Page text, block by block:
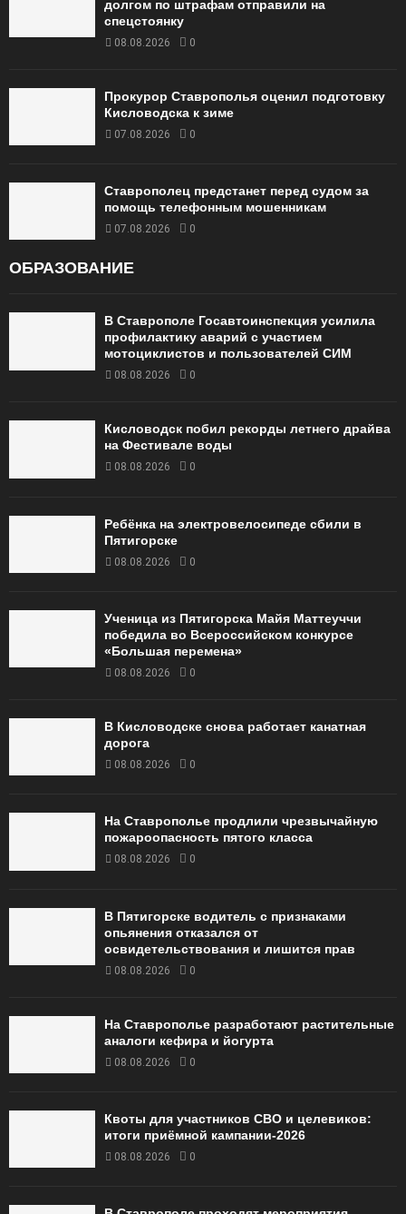
долгом по штрафам отправили на
спецстоянку
08.08.2026 0
Прокурор Ставрополья оценил подготовку
Кисловодска к зиме
07.08.2026 0
Ставрополец предстанет перед судом за
помощь телефонным мошенникам
07.08.2026 0
ОБРАЗОВАНИЕ
В Ставрополе Госавтоинспекция усилила
профилактику аварий с участием
мотоциклистов и пользователей СИМ
08.08.2026 0
Кисловодск побил рекорды летнего драйва
на Фестивале воды
08.08.2026 0
Ребёнка на электровелосипеде сбили в
Пятигорске
08.08.2026 0
Ученица из Пятигорска Майя Маттеуччи
победила во Всероссийском конкурсе
«Большая перемена»
08.08.2026 0
В Кисловодске снова работает канатная
дорога
08.08.2026 0
На Ставрополье продлили чрезвычайную
пожароопасность пятого класса
08.08.2026 0
В Пятигорске водитель с признаками
опьянения отказался от
освидетельствования и лишится прав
08.08.2026 0
На Ставрополье разработают растительные
аналоги кефира и йогурта
08.08.2026 0
Квоты для участников СВО и целевиков:
итоги приёмной кампании‑2026
08.08.2026 0